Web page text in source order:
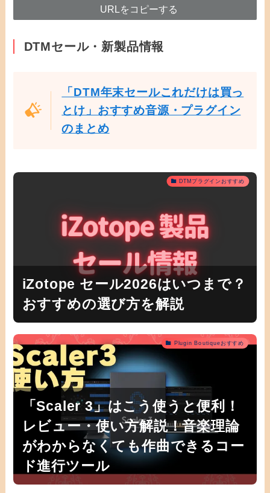
URLをコピーする
DTMセール・新製品情報
「DTM年末セールこれだけは買っ
とけ」おすすめ音源・プラグイン
のまとめ
DTMプラグインおすすめ
iZotope セール2026はいつまで？
おすすめの選び方を解説
Plugin Boutiqueおすすめ
「Scaler 3」はこう使うと便利！
レビュー・使い方解説！音楽理論
がわからなくても作曲できるコー
ド進行ツール